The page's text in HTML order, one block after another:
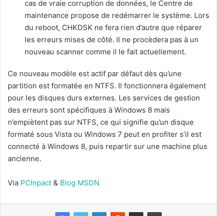
cas de vraie corruption de données, le Centre de
maintenance propose de redémarrer le système. Lors
du reboot, CHKDSK ne fera rien d’autre que réparer
les erreurs mises de côté. Il ne procèdera pas à un
nouveau scanner comme il le fait actuellement.
Ce nouveau modèle est actif par défaut dès qu’une
partition est formatée en NTFS. Il fonctionnera également
pour les disques durs externes. Les services de gestion
des erreurs sont spécifiques à Windows 8 mais
n’empiètent pas sur NTFS, ce qui signifie qu’un disque
formaté sous Vista ou Windows 7 peut en profiter s’il est
connecté à Windows 8, puis repartir sur une machine plus
ancienne.
Via PCInpact & Blog MSDN